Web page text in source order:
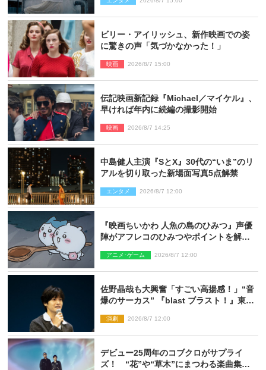
り）
ビリー・アイリッシュ、新作映画での姿
に驚きの声「気づかなかった！」
映画 2026/8/7 15:00
伝記映画新記録『Michael／マイケル』、
早ければ年内に続編の撮影開始
映画 2026/8/7 14:25
中島健人主演『SとX』30代の“いま”のリ
アルを切り取った新場面写真5点解禁
エンタメ 2026/8/7 12:00
『映画ちいかわ 人魚の島のひみつ』声優
陣がアフレコのひみつやポイントを解
アニメ･ゲーム 2026/8/7 12:00
佐野晶哉も大興奮「すごい高揚感！」“音
爆のサーカス” 『blast ブラスト！』東京
演劇 2026/8/7 12:00
デビュー25周年のコブクロがサプライ
ズ！ “花”や“草木”にまつわる楽曲集め